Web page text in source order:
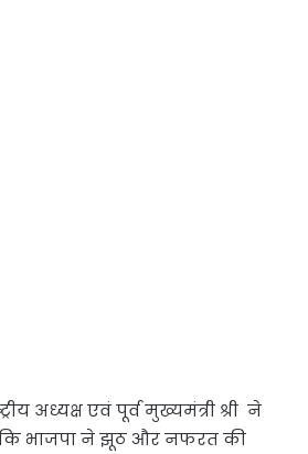
अध्यक्ष एवं पूर्व मुख्यमंत्री श्री ने
भाजपा ने झूठ और नफरत की